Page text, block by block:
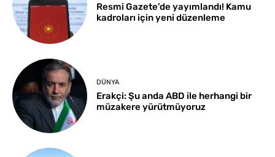
Resmi Gazete’de yayımlandı! Kamu
kadroları için yeni düzenleme
DÜNYA
Erakçi: Şu anda ABD ile herhangi bir
müzakere yürütmüyoruz